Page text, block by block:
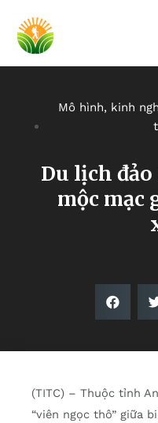
Mô hình, kinh
Du lịch đảo
mộc mạc
(TITC) – Thuộc tỉnh
“viên ngọc thô” giữa